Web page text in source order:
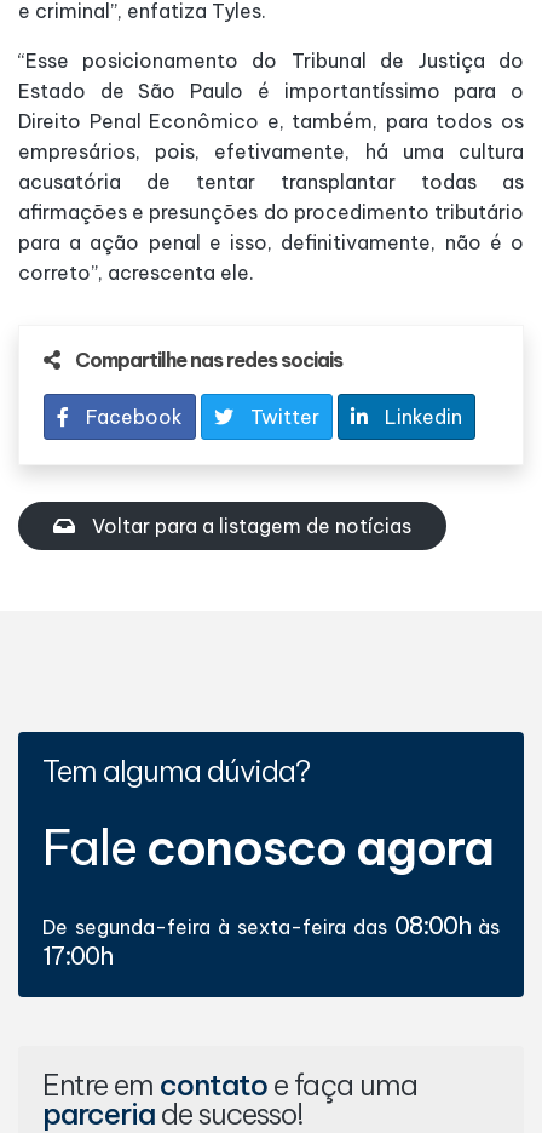
e criminal”, enfatiza Tyles.
“Esse posicionamento do Tribunal de Justiça do
Estado de São Paulo é importantíssimo para o
Direito Penal Econômico e, também, para todos os
empresários, pois, efetivamente, há uma cultura
acusatória de tentar transplantar todas as
afirmações e presunções do procedimento tributário
para a ação penal e isso, definitivamente, não é o
correto”, acrescenta ele.
Compartilhe nas redes sociais
Facebook Twitter Linkedin
Voltar para a listagem de notícias
Tem alguma dúvida?
Fale conosco agora
De segunda-feira à sexta-feira das 08:00h às
17:00h
Entre em contato e faça uma
parceria de sucesso!